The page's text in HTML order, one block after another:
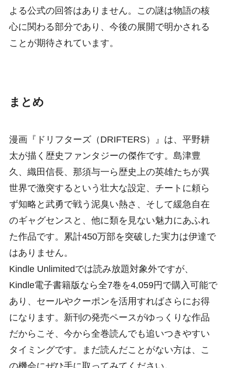
よる公式の回答はありません。この謎は物語の核
心に関わる部分であり、今後の展開で明かされる
ことが期待されています。
まとめ
漫画『ドリフターズ（DRIFTERS）』は、平野耕
太が描く歴史ファンタジーの傑作です。島津豊
久、織田信長、那須与一ら歴史上の英雄たちが異
世界で激突するという壮大な設定、チートに頼ら
ず知略と武勇で戦う泥臭い熱さ、そして緩急自在
のギャグセンスと、他に類を見ない魅力にあふれ
た作品です。累計450万部を突破した実力は伊達で
はありません。
Kindle Unlimitedでは読み放題対象外ですが、
Kindle電子書籍版なら全7巻を4,059円で購入可能で
あり、セールやクーポンを活用すればさらにお得
になります。新刊の発売ペースがゆっくりな作品
だからこそ、今から全巻読んでも追いつきやすい
タイミングです。まだ読んだことがない方は、こ